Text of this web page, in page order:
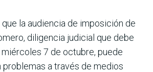
la audiencia de imposición de
diligencia judicial que debe
7 de octubre, puede
problemas a través de medios